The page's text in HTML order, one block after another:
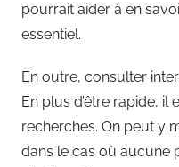
pourrait aider à en
essentiel.
En outre, consulter
En plus d’être rapide, il
recherches. On peut y
dans le cas où aucune